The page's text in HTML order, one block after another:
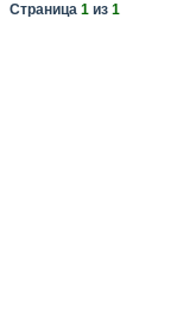
Страница 1 из 1